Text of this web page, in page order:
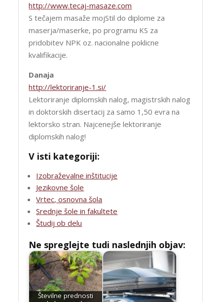
http://www.tecaj-masaze.com
S tečajem masaže mojStil do diplome za
maserja/maserke, po programu KS za
pridobitev NPK oz. nacionalne poklicne
kvalifikacije.
Danaja
http://lektoriranje-1.si/
Lektoriranje diplomskih nalog, magistrskih nalog
in doktorskih disertacij za samo 1,50 evra na
lektorsko stran. Najcenejše lektoriranje
diplomskih nalog!
V isti kategoriji:
Izobraževalne inštitucije
Jezikovne šole
Vrtec, osnovna šola
Srednje šole in fakultete
Študij ob delu
Ne spreglejte tudi naslednjih objav:
Številne prednosti